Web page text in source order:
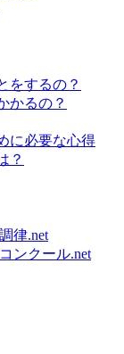
をするの？
かるの？
に必要な心得
？
律.net
ンクール.net